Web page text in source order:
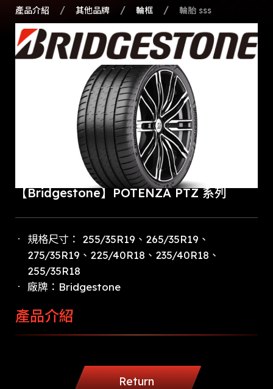
最新消息
登出
產品介紹 其他品牌 輪框 輪胎 sss
【Bridgestone】POTENZA PTZ 系列
規格尺寸： 255/35R19、265/35R19、
275/35R19、225/40R18、235/40R18、
255/35R18
廠牌：Bridgestone
產品介紹
Return